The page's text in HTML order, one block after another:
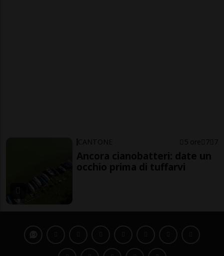
CANTONE 5 ore 7 7
Ancora cianobatteri: date un
occhio prima di tuffarvi